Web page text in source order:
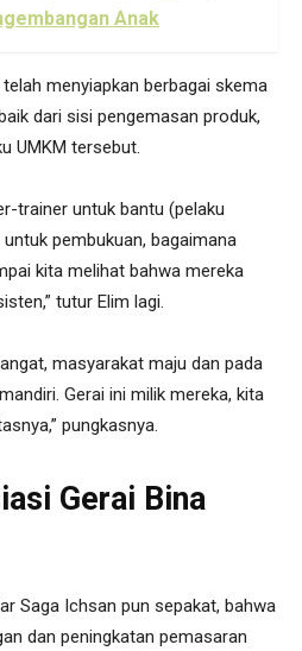
Anak
menyiapkan berbagai skema
dari sisi pengemasan produk,
UMKM tersebut.
trainer untuk bantu (pelaku
pembukuan, bagaimana
kita melihat bahwa mereka
tutur Elim lagi.
masyarakat maju dan pada
Gerai ini milik mereka, kita
pungkasnya.
Gerai Bina
Saga Ichsan pun sepakat, bahwa
dan peningkatan pemasaran